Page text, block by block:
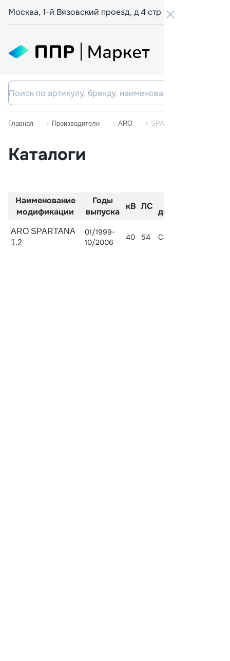
Москва, 1-й Вязовский проезд, д 4 стр 19
Главная Производители ARO SPARTANA
Каталоги
Наименование
модификации
Годы
выпуска
кВ ЛС
двигателя
ARO SPARTANA
1.2
01/1999-
10/2006
40 54 C3G 702